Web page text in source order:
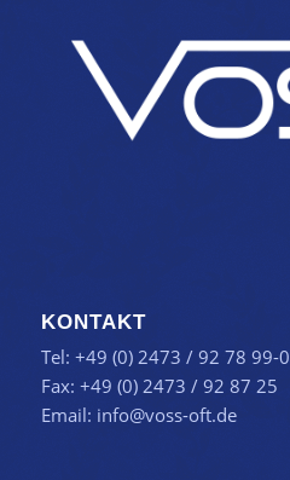
KONTAKT
Tel: +49 (0) 2473 / 92 78 99-0
Fax: +49 (0) 2473 / 92 87 25
Email: info@voss-oft.de